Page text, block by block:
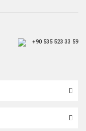
+90 535 523 33 59